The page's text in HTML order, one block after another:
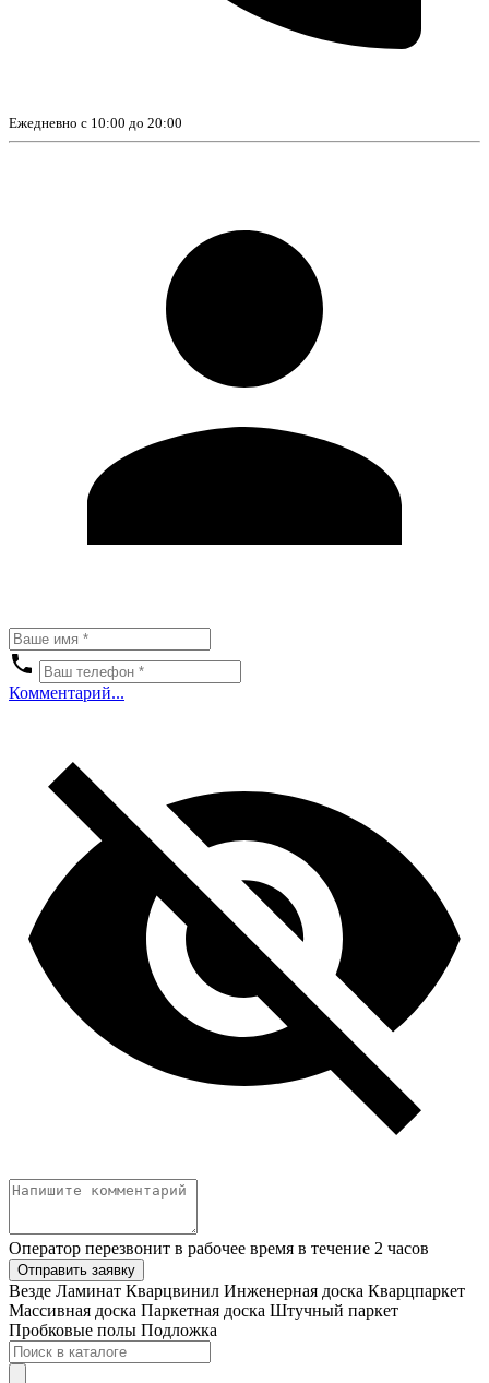
Ежедневно с 10:00 до 20:00
Комментарий...
Оператор перезвонит в рабочее время в течение 2 часов
Отправить заявку
Везде Ламинат Кварцвинил Инженерная доска Кварцпаркет
Массивная доска Паркетная доска Штучный паркет
Пробковые полы Подложка